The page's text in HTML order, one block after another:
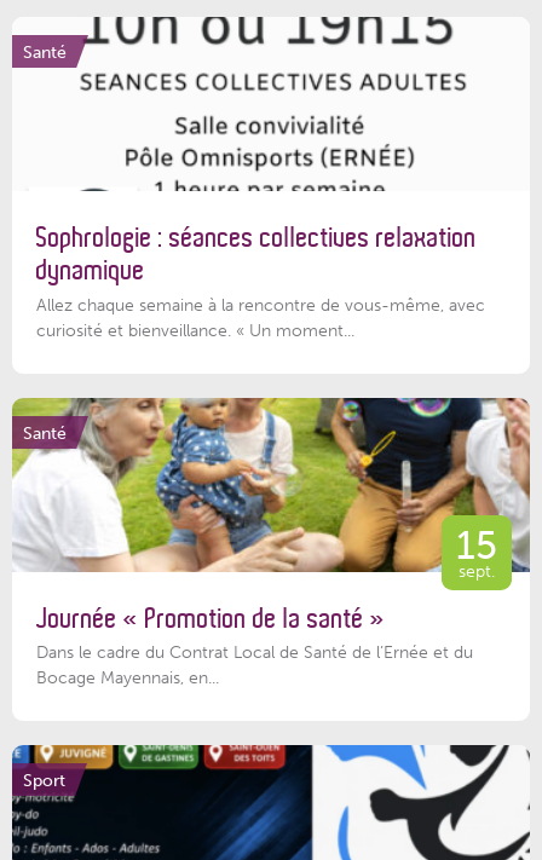
Santé
Sophrologie : séances collectives relaxation
dynamique
Allez chaque semaine à la rencontre de vous-même, avec
curiosité et bienveillance. « Un moment...
Santé
15
sept.
Journée « Promotion de la santé »
Dans le cadre du Contrat Local de Santé de l’Ernée et du
Bocage Mayennais, en...
Sport